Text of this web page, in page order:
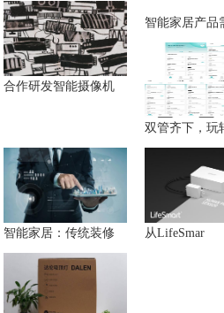
合作研发智能摄像机
智能家居产品
双管齐下，玩
智能家居：传统装修 从LifeSmar